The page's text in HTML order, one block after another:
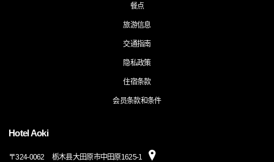
餐点
旅游信息
交通指南
隐私政策
住宿条款
会员条款和条件
Hotel Aoki
〒324-0062
栃木县大田原市中田原1625-1